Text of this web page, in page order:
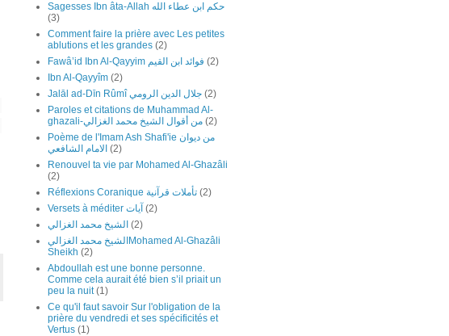
Sagesses Ibn âta-Allah حكم ابن عطاء الله
(3)
Comment faire la prière avec Les petites
ablutions et les grandes (2)
Fawâ’id Ibn Al-Qayyim فوائد ابن القيم (2)
Ibn Al-Qayyîm (2)
Jalāl ad-Dīn Rûmî جلال الدين الرومي (2)
Paroles et citations de Muhammad Al-
ghazali-من أقوال الشيخ محمد الغزالي (2)
Poème de l'Imam Ash Shafi'ie من ديوان
الامام الشافعي (2)
Renouvel ta vie par Mohamed Al-Ghazâli
(2)
Réflexions Coranique تأملات قرآنية (2)
Versets à méditer آيات (2)
الشيخ محمد الغزالي (2)
الشيخ محمد الغزاليMohamed Al-Ghazâli
Sheikh (2)
Abdoullah est une bonne personne.
Comme cela aurait été bien s’il priait un
peu la nuit (1)
Ce qu'il faut savoir Sur l'obligation de la
prière du vendredi et ses spécificités et
Vertus (1)